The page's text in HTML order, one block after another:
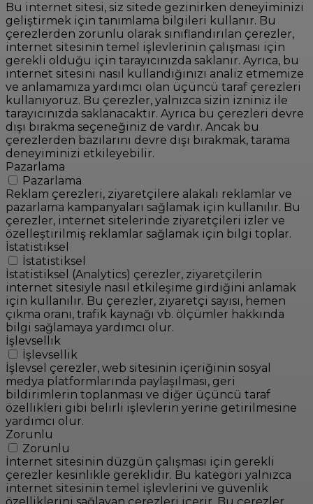
Bu internet sitesi, siz sitede gezinirken deneyiminizi
geliştirmek için tanımlama bilgileri kullanır. Bu
çerezlerden zorunlu olarak sınıflandırılan çerezler,
internet sitesinin temel işlevlerinin çalışması için
gerekli olduğu için tarayıcınızda saklanır. Ayrıca, bu
internet sitesini nasıl kullandığınızı analiz etmemize
ve anlamamıza yardımcı olan üçüncü taraf çerezleri
kullanıyoruz. Bu çerezler, yalnızca sizin izniniz ile
tarayıcınızda saklanacaktır. Ayrıca bu çerezleri devre
dışı bırakma seçeneğiniz de vardır. Ancak bu
çerezlerden bazılarını devre dışı bırakmak, tarama
deneyiminizi etkileyebilir.
Pazarlama
Pazarlama
Reklam çerezleri, ziyaretçilere alakalı reklamlar ve
pazarlama kampanyaları sağlamak için kullanılır. Bu
çerezler, internet sitelerinde ziyaretçileri izler ve
özelleştirilmiş reklamlar sağlamak için bilgi toplar.
İstatistiksel
İstatistiksel
İstatistiksel (Analytics) çerezler, ziyaretçilerin
internet sitesiyle nasıl etkileşime girdiğini anlamak
için kullanılır. Bu çerezler, ziyaretçi sayısı, hemen
çıkma oranı, trafik kaynağı vb. ölçümler hakkında
bilgi sağlamaya yardımcı olur.
İşlevsellik
İşlevsellik
İşlevsel çerezler, web sitesinin içeriğinin sosyal
medya platformlarında paylaşılması, geri
bildirimlerin toplanması ve diğer üçüncü taraf
özellikleri gibi belirli işlevlerin yerine getirilmesine
yardımcı olur.
Zorunlu
Zorunlu
İnternet sitesinin düzgün çalışması için gerekli
çerezler kesinlikle gereklidir. Bu kategori yalnızca
internet sitesinin temel işlevlerini ve güvenlik